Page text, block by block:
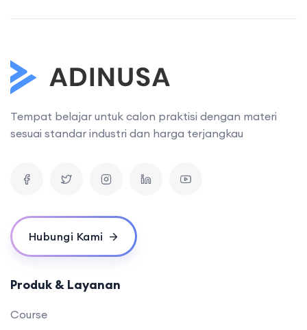
Tempat belajar untuk calon praktisi dengan materi
sesuai standar industri dan harga terjangkau
Hubungi Kami
Produk & Layanan
Course